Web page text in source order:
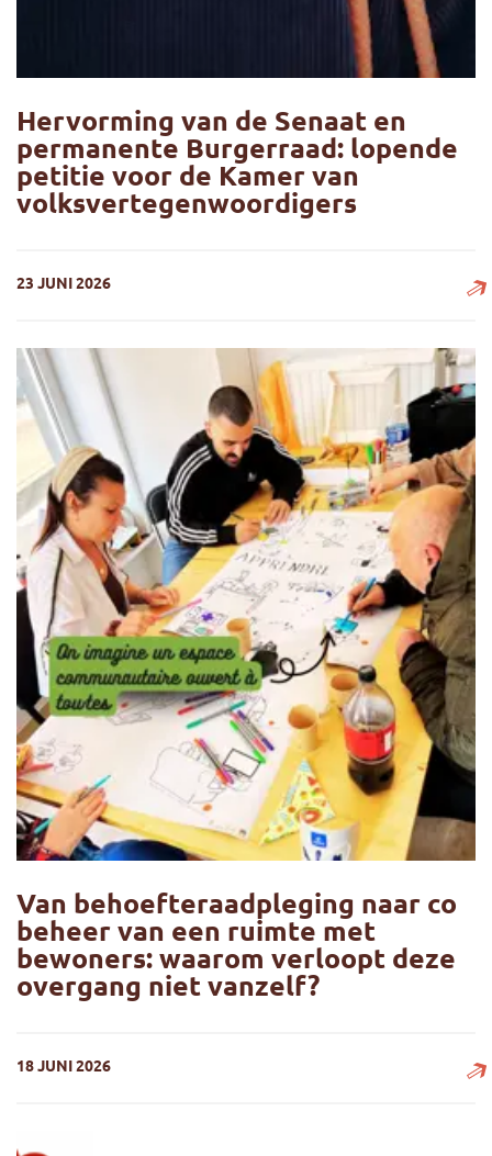
Hervorming van de Senaat en
permanente Burgerraad: lopende
petitie voor de Kamer van
volksvertegenwoordigers
23 JUNI 2026
Hervorming van de Senaat en permanente Burgerraad:
Van behoefteraadpleging naar co
beheer van een ruimte met
bewoners: waarom verloopt deze
overgang niet vanzelf?
18 JUNI 2026
Van behoefteraadpleging naar co beheer van een ruimte